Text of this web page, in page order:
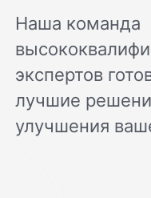
Наша команда
экспертов
лучшие
улучшения